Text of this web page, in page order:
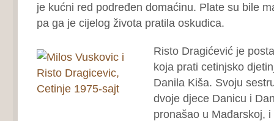
je kućni red podređen domaćinu. Plate su bile
pa ga je cijelog života
Risto Dragićević je
koja prati cetinjsko
Danila Kiša. Svoju
dvoje djece Danicu i
pronašao u Mađarskoj,